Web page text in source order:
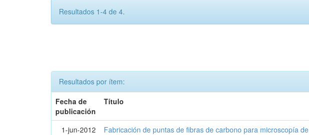
Resultados 1-4 de 4.
Resultados por ítem:
Fecha de
publicación
Título
1-jun-2012
Fabricación de puntas de fibras de carbono para microscopía de